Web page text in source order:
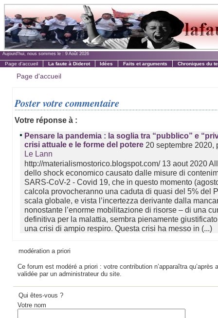
Aujourd'hui, nous sommes le : 9 Août 2026
Page d'accueil La faute à Diderot Idées Faits et arguments Chroniques du
Page d'accueil
Poster votre commentaire
Votre réponse à :
Pensare la pandemia : la soglia tra “pubblico” e
crisi attuale e le forme del potere 20 septembre 2020,
Le Lann
http://materialismostorico.blogspot.com/ 13 aout 2020
dello shock economico causato dalle misure di
SARS-CoV-2 - Covid 19, che in questo momento
calcola provocheranno una caduta di quasi del 5% del
scala globale, e vista l’incertezza derivante dalla
nonostante l’enorme mobilitazione di risorse – di una
definitiva per la malattia, sembra pienamente
una crisi di ampio respiro. Questa crisi ha messo in (...)
modération a priori
Ce forum est modéré a priori : votre contribution n’apparaîtra qu’après
validée par un administrateur du site.
Qui êtes-vous ?
Votre nom